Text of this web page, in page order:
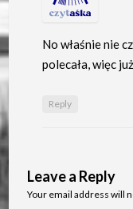
No właśnie nie
polecała, więc
Reply
Leave a Reply
Your email address will